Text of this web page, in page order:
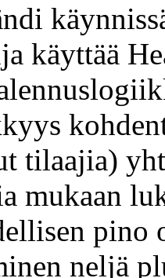
käyttää
tilaajia)
mukaan
neljä